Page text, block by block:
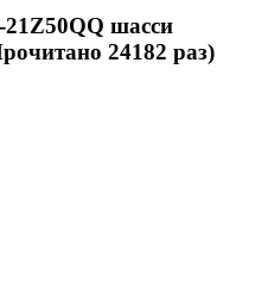
21Z50QQ шасси
24182 раз)